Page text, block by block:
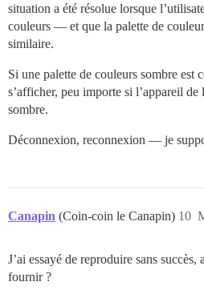
situation a été résolue lorsque
couleurs — et que la palette de
similaire.
Si une palette de couleurs sombre est
s’afficher, peu importe si l’appareil
sombre.
Déconnexion, reconnexion — je
Canapin (Coin-coin le Canapin) 10
J’ai essayé de reproduire sans succès,
fournir ?